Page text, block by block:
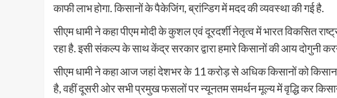
काफी लाभ होगा. किसानों के पैकेजिंग, ब्रांन्डिग में मदद की व्यवस्था की गई है.
सीएम धामी ने कहा पीएम मोदी के कुशल एवं दूरदर्शी नेतृत्व में भारत विकसित
रहा है. इसी संकल्प के साथ केंद्र सरकार द्वारा हमारे किसानों की आय दोगुनी
सीएम धामी ने कहा आज जहां देशभर के 11 करोड़ से अधिक किसानों को किसान
है, वहीं दूसरी ओर सभी प्रमुख फसलों पर न्यूनतम समर्थन मूल्य में वृद्धि कर